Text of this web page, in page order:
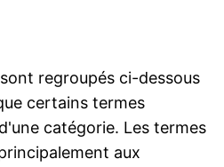
sont regroupés ci-dessous
certains termes
catégorie. Les termes
aux